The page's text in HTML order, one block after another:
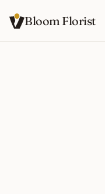
Bloom Florist